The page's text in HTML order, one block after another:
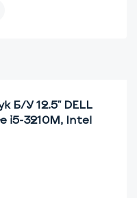
Б/У 12.5" DELL
i5-3210M, Intel